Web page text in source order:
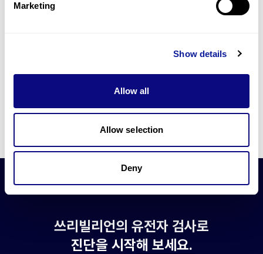
Marketing
Show details
Allow all
Allow selection
Deny
쓰리빌리언은 유전자 진단에 필요한 여러 기술의 개발과 도입에 힘쓰고 있습니
더 정확한 변이 해석과 높은 진단율을 위한 쓰리빌리언의 기술에 대해 알아보
쓰리빌리언의 유전자 검사로
진단을 시작해 보세요.